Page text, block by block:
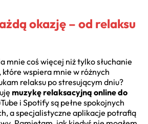
okazję – od relaksu
mnie coś więcej niż tylko słuchanie
wspiera mnie w różnych
relaksu po stresującym dniu?
muzykę relaksacyjną online do
i Spotify są pełne spokojnych
a specjalistyczne aplikacje potrafią